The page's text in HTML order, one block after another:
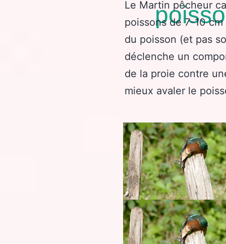
Le Martin pêcheur
poissons de 7-10
du poisson (et pas
déclenche un
de la proie contre
mieux avaler le